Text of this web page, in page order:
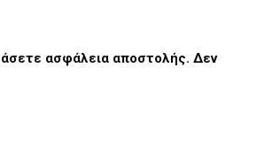
ασφάλεια αποστολής. Δεν